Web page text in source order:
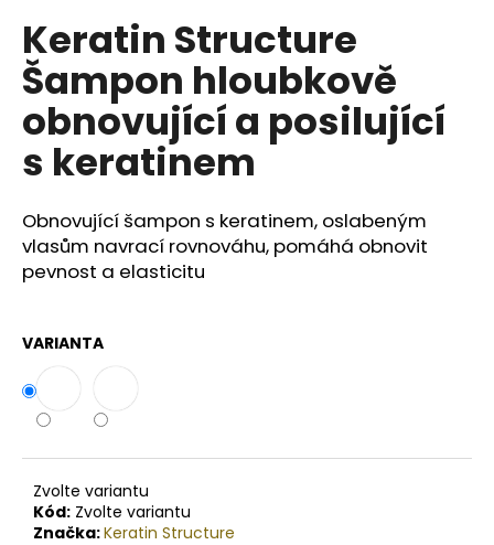
Keratin Structure
Šampon hloubkově
obnovující a posilující
s keratinem
Obnovující šampon s keratinem, oslabeným
vlasům navrací rovnováhu, pomáhá obnovit
pevnost a elasticitu
VARIANTA
Zvolte variantu
Kód: Zvolte variantu
Značka:Keratin Structure
u
j
e
m
e
KERATIN
COMPLEX
BARVA
SET
5.99
129
Kč
Původně:
165
Kč